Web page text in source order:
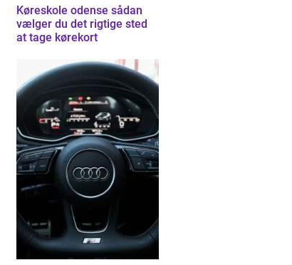
Køreskole odense sådan
vælger du det rigtige sted
at tage kørekort